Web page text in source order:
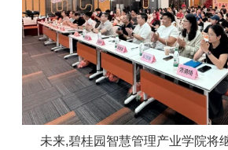
未来,碧桂园智慧管理产业学院将